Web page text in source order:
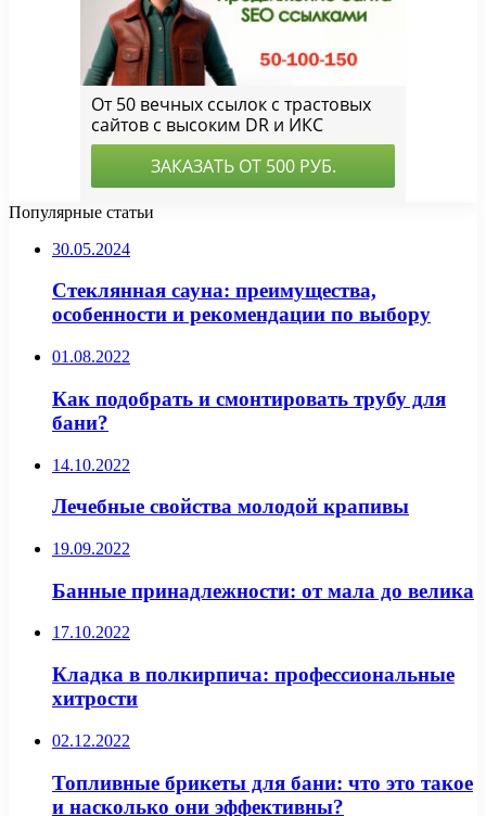
Популярные статьи
30.05.2024
Стеклянная сауна: преимущества,
особенности и рекомендации по выбору
01.08.2022
Как подобрать и смонтировать трубу для
бани?
14.10.2022
Лечебные свойства молодой крапивы
19.09.2022
Банные принадлежности: от мала до велика
17.10.2022
Кладка в полкирпича: профессиональные
хитрости
02.12.2022
Топливные брикеты для бани: что это такое
и насколько они эффективны?